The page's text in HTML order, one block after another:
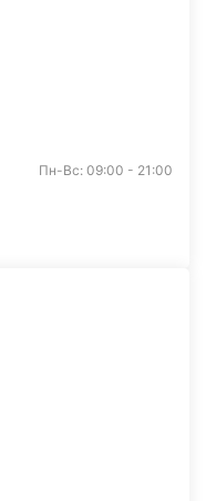
Пн-Вс: 09:00 - 21:00